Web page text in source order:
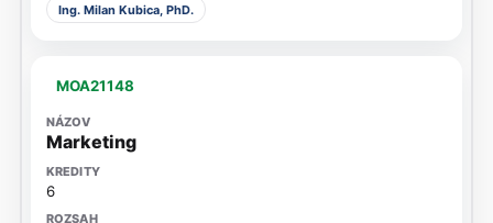
Ing. Milan Kubica, PhD.
MOA21148
Marketing
6